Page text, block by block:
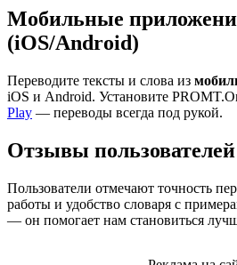
Мобильные
(iOS/Android)
Переводите тексты и слова из
iOS и Android. Установите
Play — переводы всегда под рукой.
Отзывы пользователей
Пользователи отмечают точность
работы и удобство словаря с
— он помогает нам становиться